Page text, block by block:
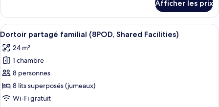
Dortoir
partagé
familial,
femmes
uniquement
Dortoir
partagé
familial,
uniquement
Afficher les prix
Afficher
toutes
les
photos
pour
ce
type
Un compartiment de train équipé de
7
Dortoir partagé familial (8POD, Shared Facilities)
24 m²
1 chambre
8 personnes
8 lits superposés (jumeaux)
Wi-Fi gratuit